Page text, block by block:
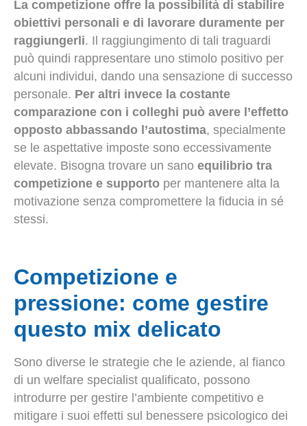
La competizione offre la possibilità di stabilire
obiettivi personali e di lavorare duramente per
raggiungerli. Il raggiungimento di tali traguardi
può quindi rappresentare uno stimolo positivo per
alcuni individui, dando una sensazione di successo
personale. Per altri invece la costante
comparazione con i colleghi può avere l’effetto
opposto abbassando l’autostima, specialmente
se le aspettative imposte sono eccessivamente
elevate. Bisogna trovare un sano equilibrio tra
competizione e supporto per mantenere alta la
motivazione senza compromettere la fiducia in sé
stessi.
Competizione e
pressione: come gestire
questo mix delicato
Sono diverse le strategie che le aziende, al fianco
di un welfare specialist qualificato, possono
introdurre per gestire l’ambiente competitivo e
mitigare i suoi effetti sul benessere psicologico dei